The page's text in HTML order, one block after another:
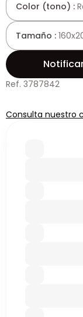
Color (tono) :
Tamaño :
Ref. 3787842
Consulta nuestro